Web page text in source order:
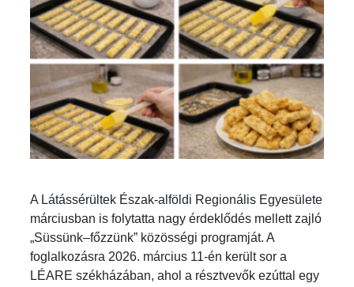
A Látássérültek Észak-alföldi Regionális Egyesülete
márciusban is folytatta nagy érdeklődés mellett zajló
„Süssünk–főzzünk” közösségi programját. A
foglalkozásra 2026. március 11-én került sor a
LÉARE székházában, ahol a résztvevők ezúttal egy